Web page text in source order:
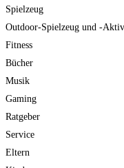
Spielzeug
Outdoor-Spielzeug und -
Fitness
Bücher
Musik
Gaming
Ratgeber
Service
Eltern